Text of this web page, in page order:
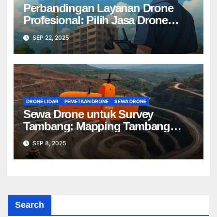
Perbandingan Layanan Drone
Profesional: Pilih Jasa Drone
Terbaik untuk Proyek Anda
SEP 22, 2025
DRONE LIDAR PEMETAAN DRONE SEWA DRONE
Sewa Drone untuk Survey
Tambang: Mapping Tambang
Profesional Lebih Cepat & Akurat
SEP 8, 2025
Search